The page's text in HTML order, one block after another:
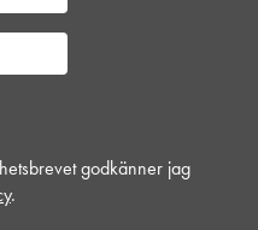
godkänner jag
.